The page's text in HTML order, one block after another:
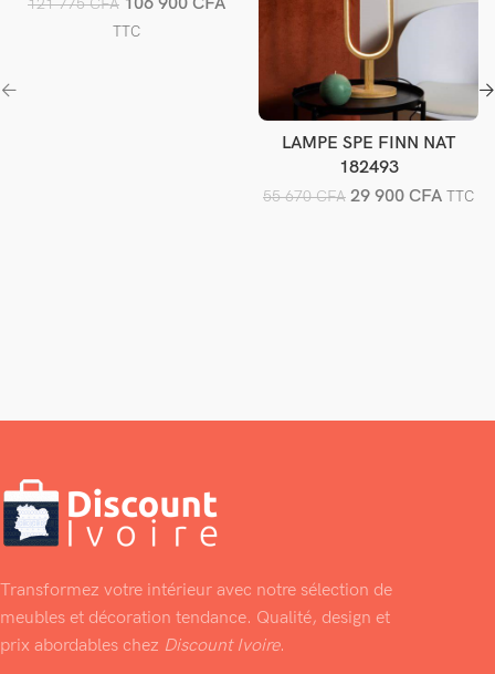
121 775CFA
TTC
Ajouter au panier
LAMPE SPE FINN NAT
182493
55 670CFA 29 900 CFA TTC
Transformez votre intérieur avec notre sélection de
meubles et décoration tendance. Qualité, design et
prix abordables chez Discount Ivoire.